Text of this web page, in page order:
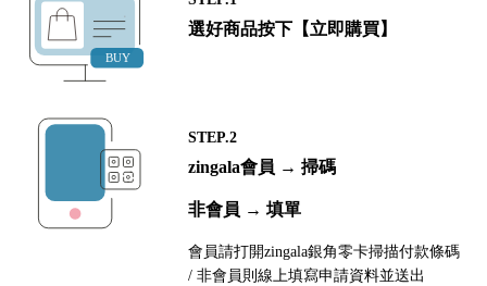
選好商品按下【立即購買】
STEP.2
zingala會員 → 掃碼
非會員 → 填單
會員請打開zingala銀角零卡掃描付款條碼
/ 非會員則線上填寫申請資料並送出